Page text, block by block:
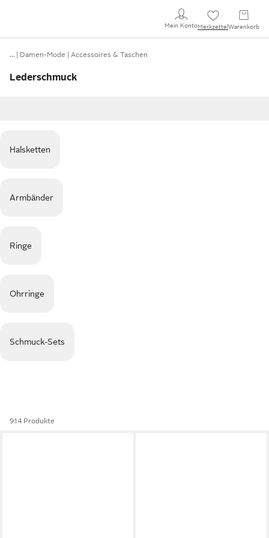
Mein KontoMerkzettel Warenkorb
… Damen-Mode Accessoires & Taschen
Lederschmuck
Halsketten
Armbänder
Ringe
Ohrringe
Schmuck-Sets
914 Produkte